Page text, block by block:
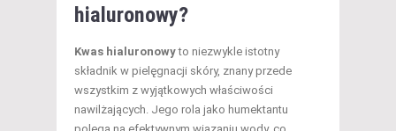
hialuronowy?
Kwas hialuronowyto niezwykle istotny
składnik w pielęgnacji skóry, znany przede
wszystkim z wyjątkowych właściwości
nawilżających. Jego rola jako humektantu